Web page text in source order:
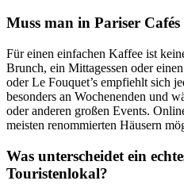
Muss man in Pariser Cafés
Für einen einfachen Kaffee ist
Brunch, ein Mittagessen oder
oder Le Fouquet’s empfiehlt sich
besonders an Wochenenden und
oder anderen großen Events.
meisten renommierten Häusern
Was unterscheidet ein
Touristenlokal?